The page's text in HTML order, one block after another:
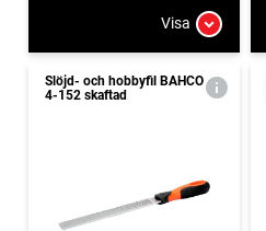
Visa
Slöjd- och hobbyfil BAHCO
4-152 skaftad